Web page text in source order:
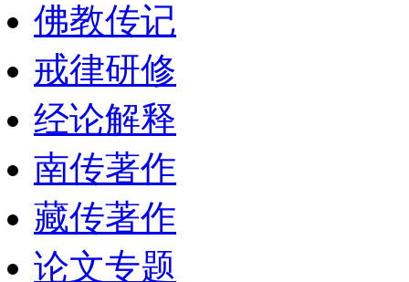
佛教传记
戒律研修
经论解释
南传著作
藏传著作
论文专题